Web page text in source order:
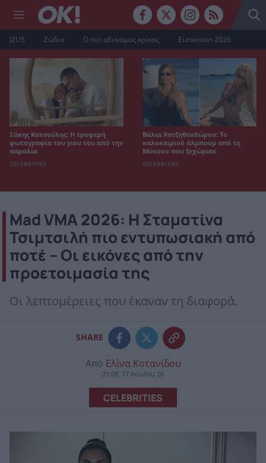
J2US Ζώδια Ο πιο αδύναμος κρίκος Eurovision 2026
Σάκης Κατσούλης: Η τρυφερή
φωτογραφία του γιου του από την
παραλία
CELEBRITIES
Βάλια Χατζηθεοδώρου: Το
καλοκαιρινό άλμπουμ από τη
Μύκονο που ξεχώρισε
CELEBRITIES
Mad VMA 2026: H Σταματίνα
Τσιμτσιλή πιο εντυπωσιακή από
ποτέ – Οι εικόνες από την
προετοιμασία της
Οι λεπτομέρειες που έκαναν τη διαφορά.
SHARE
Από Ελίνα Κοτανίδου
21:08, 17 Ιουνίου 26
CELEBRITIES